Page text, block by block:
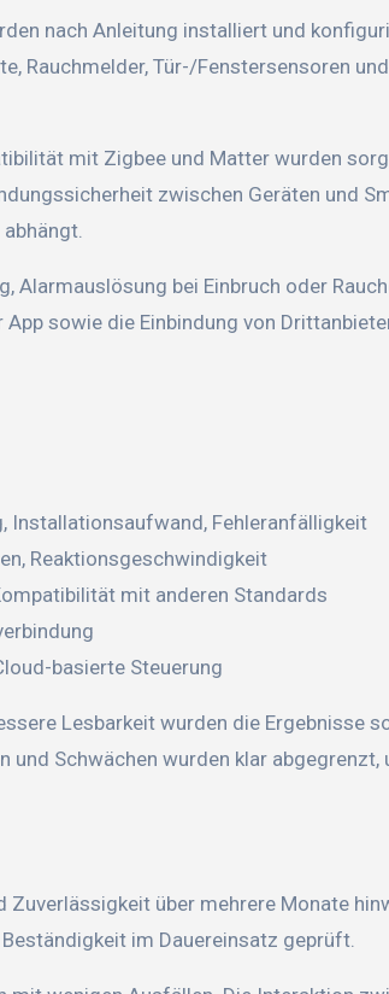
nach Anleitung installiert und
Rauchmelder, Tür-/Fenstersensoren
mit Zigbee und Matter wurden
zwischen Geräten und
Alarmauslösung bei Einbruch oder
sowie die Einbindung von
Installationsaufwand, Fehleranfälligkeit
Reaktionsgeschwindigkeit
mit anderen Standards
basierte Steuerung
Lesbarkeit wurden die Ergebnisse
Schwächen wurden klar abgegrenzt,
über mehrere Monate
im Dauereinsatz geprüft.